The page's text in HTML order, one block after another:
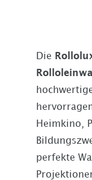
Die
Heimkino,
perfekte